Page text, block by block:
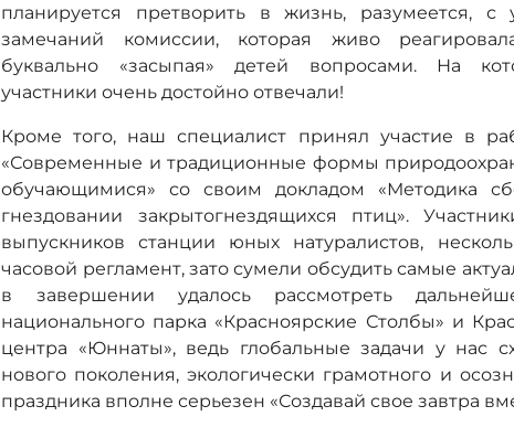
планируется претворить в жизнь, разумеется, с
замечаний комиссии, которая живо
буквально «засыпая» детей вопросами. На
участники очень достойно отвечали!
Кроме того, наш специалист принял участие в
«Современные и традиционные формы
обучающимися» со своим докладом «Методика
гнездовании закрытогнездящихся птиц».
выпускников станции юных натуралистов,
часовой регламент, зато сумели обсудить самые
в завершении удалось рассмотреть
национального парка «Красноярские Столбы» и
центра «Юннаты», ведь глобальные задачи у нас
нового поколения, экологически грамотного и
праздника вполне серьезен «Создавай свое завтра